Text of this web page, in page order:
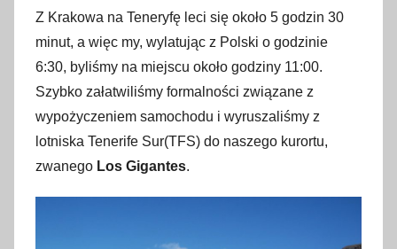
Z Krakowa na Teneryfę leci się około 5 godzin 30
minut, a więc my, wylatując z Polski o godzinie
6:30, byliśmy na miejscu około godziny 11:00.
Szybko załatwiliśmy formalności związane z
wypożyczeniem samochodu i wyruszaliśmy z
lotniska Tenerife Sur(TFS) do naszego kurortu,
zwanego Los Gigantes.